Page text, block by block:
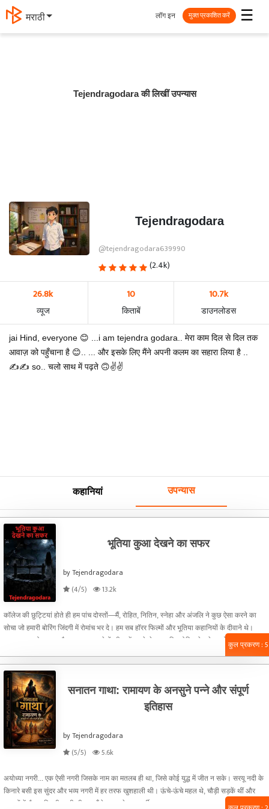
मराठी ☰
लॉग इन मुक्त प्रकाशित करें
Tejendragodara की लिखीं उपन्यास
Tejendragodara
@tejendragodara639990
(2.4k)
26.8k
व्यूज
10
किताबें
10.7k
डाउनलोडस
jai Hind, everyone 😊 ...i am tejendra godara.. मेरा काम दिल से दिल तक
आवाज़ को पहुँचाना है 😊.. ... और इसके लिए मैंने अपनी कलम का सहारा लिया है ..
✍️✍️ so.. चलो साथ में पढ़ते 🙃✌️✌️
कहानियां उपन्यास
भूतिया कुआ देखने का सफर
by Tejendragodara
(4/5)
13.2k
कॉलेज की छुट्टियां होते ही हम पांच दोस्तों—मैं, रोहित, नितिन, स्नेहा और अंजलि ने कुछ ऐसा करने का
सोचा जो हमारी बोरिंग जिंदगी में रोमांच भर दे। हम सब हॉरर फिल्मों और भूतिया कहानियों के दीवाने थे।
अक्सर रात को छत पर बैठकर हम भूत-प्रेतों की बातें करते थे। एक दिन रोहित ने मुझे एक ऐसी जगह के बारे
किलोमीटर दूर जंगलों के बीच बसा एक वीरान गांव, जिसे लोग 'काला खोह' कहते थे।रोहित ने अपनी आवाज़
को एकदम धीमा और फुसफुसाते हुए कहा, "यार, वहां गांव के बीचों-बीच एक पुराना कुआँ है। कहते हैं करीब
पचास साल पहले वहां एक औरत को डायन बताकर जिंदा कुएं में फेंक दिया गया था। तब से आज तक, जो भी
रात के बारह बजे के बाद उस कुएं के पास गया
कुल प्रकरण : 5
सनातन गाथा: रामायण के अनसुने पन्ने और संपूर्ण
इतिहास
by Tejendragodara
(5/5)
5.6k
अयोध्या नगरी... एक ऐसी नगरी जिसके नाम का मतलब ही था, जिसे कोई युद्ध में जीत न सके। सरयू नदी के
किनारे बसी इस सुंदर और भव्य नगरी में हर तरफ खुशहाली थी। ऊंचे-ऊंचे महल थे, चौड़ी सड़कें थीं और
बाजारों में रौनक बिखरी रहती थी। यहाँ के राजा थे चक्रवर्ती सम्राट दशरथ। राजा दशरथ कोई मामूली